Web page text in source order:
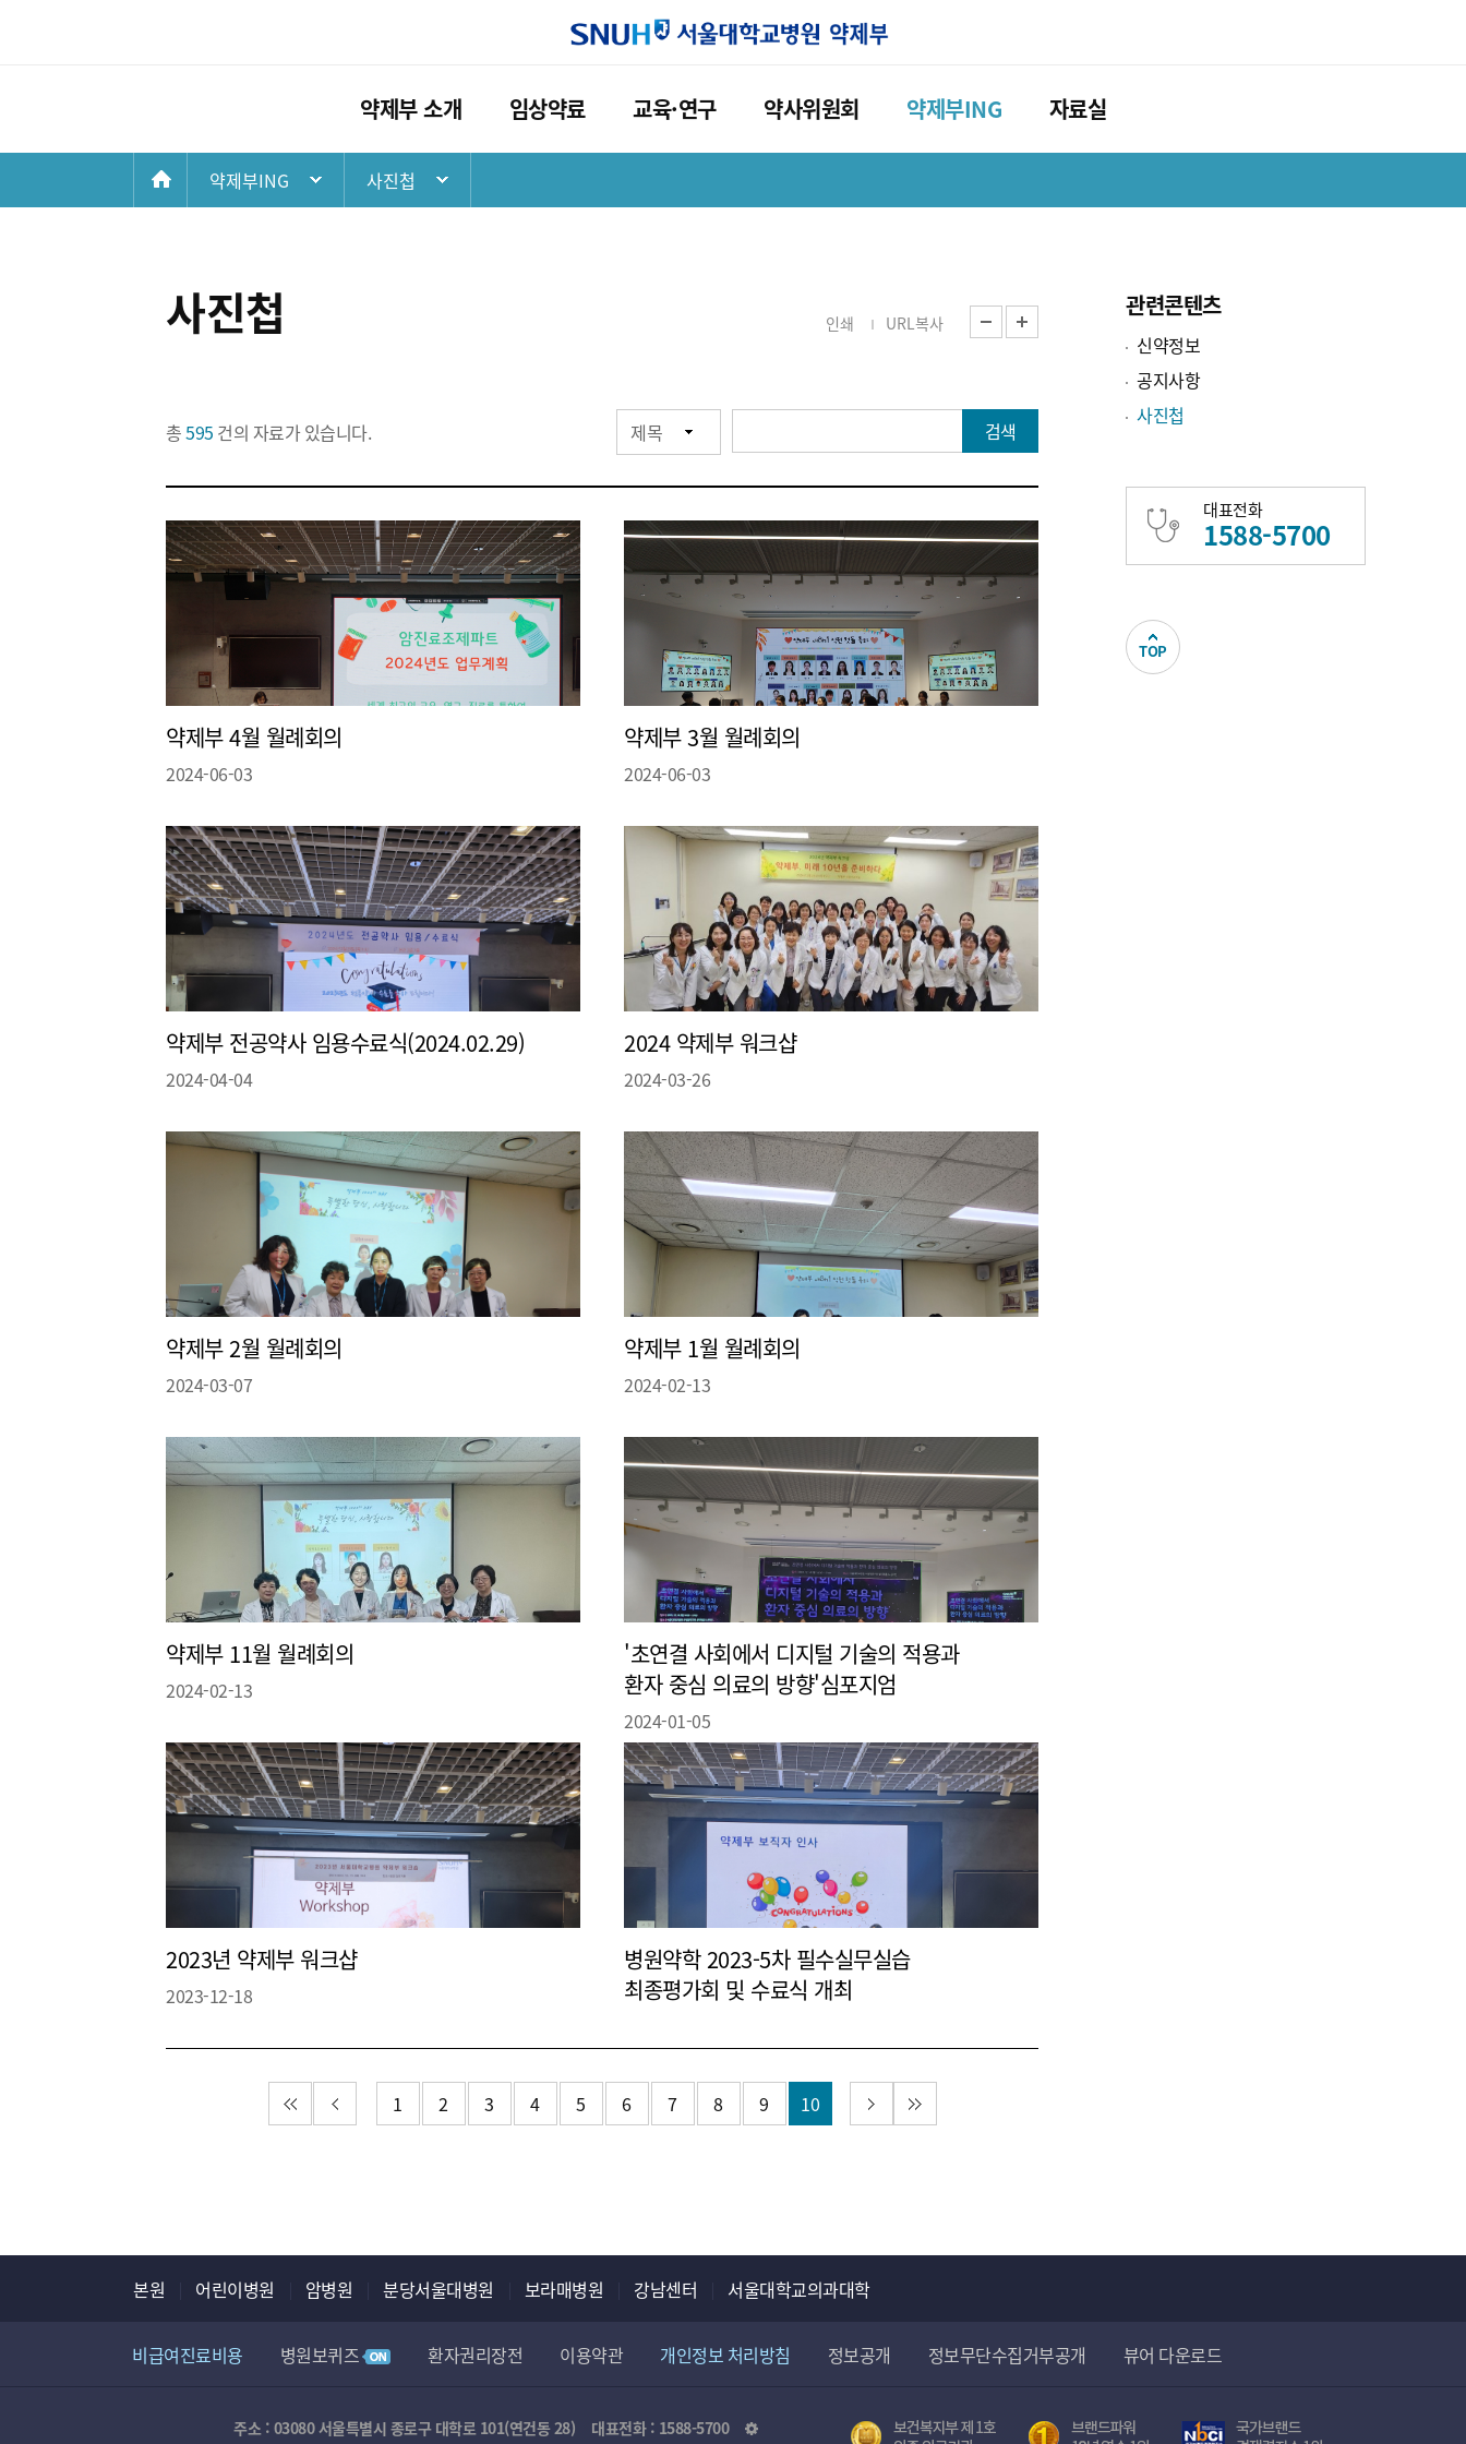
약제부 소개
약제부 소개
비전
임상약료
임상약료
호흡기 약료 임상업무
노인 다약제 상담업무
신장 약료 임상업무
종양 약료 임상업무
교육·연구 약사위원회
자료입력
약제부ING
사진첩
자료실
약제부ING 사진첩
관련콘텐츠
신약정보
공지사항
사진첩
대표전화
1588-5700
TOP
사진첩 인쇄 URL복사
축
확
총595 건의 자료가 있습니다.
색
창
약제부 4월 월례회의
2024-06-03
약제부 3월 월례회의
2024-06-03
약제부 전공약사 임용수료식(2024.02.29)
2024-04-04
2024 약제부 워크샵
2024-03-26
약제부 2월 월례회의
2024-03-07
약제부 1월 월례회의
2024-02-13
약제부 11월 월례회의
2024-02-13
'초연결 사회에서 디지털 기술의 적용과
환자 중심 의료의 방향'심포지엄
2024-01-05
2023년 약제부 워크샵
2023-12-18
병원약학 2023-5차 필수실무실습
최종평가회 및 수료식 개최
첫 페이지이전 페이지
1 2 3 4 5 6 7 8 9 10 다음 페이지마지막 페이지
본원 어린이병원 암병원 분당서울대병원 보라매병원 강남센터 서울대학교의과대학
비급여진료비용 병원보퀴즈 환자권리장전 이용약관 개인정보 처리방침 정보공개 정보무단수집거부공개 뷰어 다운로드
주소 : 03080 서울특별시 종로구 대학로 101(연건동 28) 대표전화 : 1588-5700
관
보 브 국